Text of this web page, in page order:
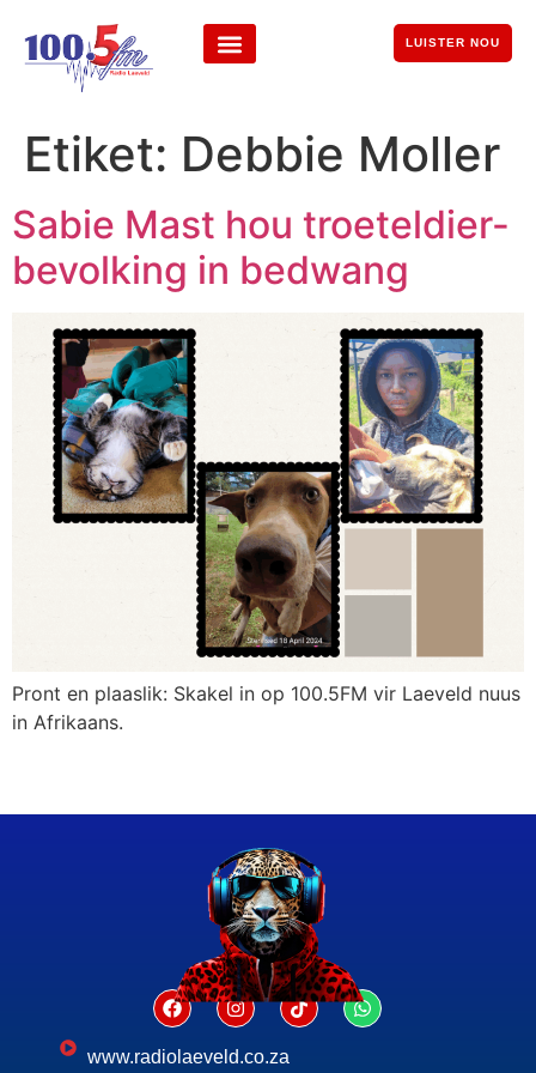
LUISTER NOU
Etiket: Debbie Moller
Sabie Mast hou troeteldier-
bevolking in bedwang
Pront en plaaslik: Skakel in op 100.5FM vir Laeveld nuus
in Afrikaans.
www.radiolaeveld.co.za